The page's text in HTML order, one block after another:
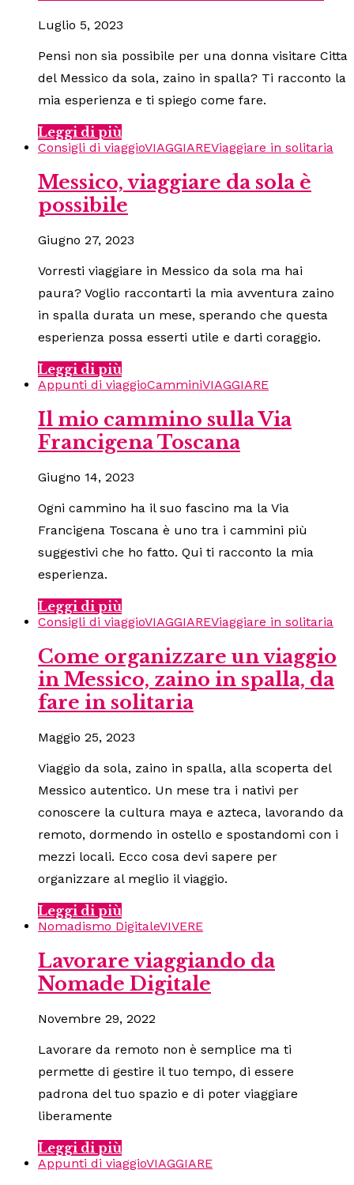
Luglio 5, 2023
Pensi non sia possibile per una donna visitare Citta
del Messico da sola, zaino in spalla? Ti racconto la
mia esperienza e ti spiego come fare.
Leggi di più
Consigli di viaggioVIAGGIAREViaggiare in solitaria
Messico, viaggiare da sola è
possibile
Giugno 27, 2023
Vorresti viaggiare in Messico da sola ma hai
paura? Voglio raccontarti la mia avventura zaino
in spalla durata un mese, sperando che questa
esperienza possa esserti utile e darti coraggio.
Leggi di più
Appunti di viaggioCamminiVIAGGIARE
Il mio cammino sulla Via
Francigena Toscana
Giugno 14, 2023
Ogni cammino ha il suo fascino ma la Via
Francigena Toscana è uno tra i cammini più
suggestivi che ho fatto. Qui ti racconto la mia
esperienza.
Leggi di più
Consigli di viaggioVIAGGIAREViaggiare in solitaria
Come organizzare un viaggio
in Messico, zaino in spalla, da
fare in solitaria
Maggio 25, 2023
Viaggio da sola, zaino in spalla, alla scoperta del
Messico autentico. Un mese tra i nativi per
conoscere la cultura maya e azteca, lavorando da
remoto, dormendo in ostello e spostandomi con i
mezzi locali. Ecco cosa devi sapere per
organizzare al meglio il viaggio.
Leggi di più
Nomadismo DigitaleVIVERE
Lavorare viaggiando da
Nomade Digitale
Novembre 29, 2022
Lavorare da remoto non è semplice ma ti
permette di gestire il tuo tempo, di essere
padrona del tuo spazio e di poter viaggiare
liberamente
Leggi di più
Appunti di viaggioVIAGGIARE